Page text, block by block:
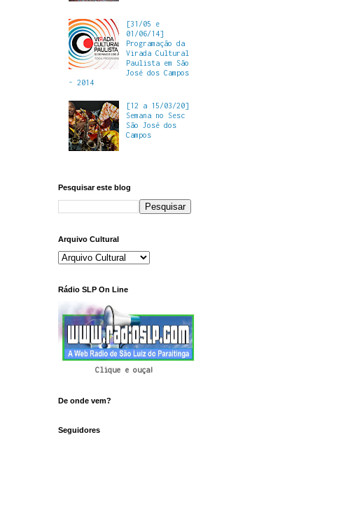
[31/05 e
01/06/14]
Programação da
Virada Cultural
Paulista em São
José dos Campos
- 2014
[12 a 15/03/20]
Semana no Sesc
São José dos
Campos
Pesquisar este blog
Arquivo Cultural
Rádio SLP On Line
Clique e ouça!
De onde vem?
Seguidores